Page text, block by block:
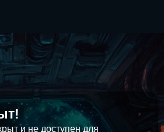
и не доступен для